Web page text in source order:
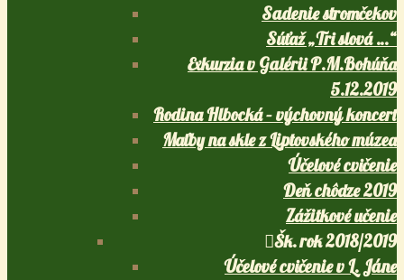
Sadenie stromčekov
Súťaž „Tri slová …“
Exkurzia v Galérii P.M.Bohúňa
5.12.2019
Rodina Hlbocká – výchovný koncert
Maľby na skle z Liptovského múzea
Účelové cvičenie
Deň chôdze 2019
Zážitkové učenie
Šk. rok 2018/2019
Účelové cvičenie v L. Jáne